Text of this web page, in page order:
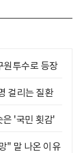
투수로 등장
걸리는 질환
'국민 횟감'
" 말 나온 이유